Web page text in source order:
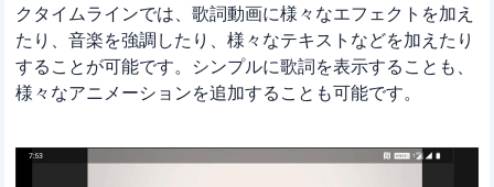
クタイムラインでは、歌詞動画に様々なエフェクトを加え
たり、音楽を強調したり、様々なテキストなどを加えたり
することが可能です。シンプルに歌詞を表示することも、
様々なアニメーションを追加することも可能です。